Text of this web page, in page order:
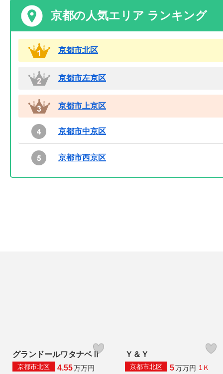
京都の人気エリア ランキング
京都市北区
京都市左京区
京都市上京区
京都市中京区
京都市西京区
グランドールワタナベⅡ
京都市北区 4.55万万円
Ｙ＆Ｙ
京都市北区 5万万円 1Ｋ